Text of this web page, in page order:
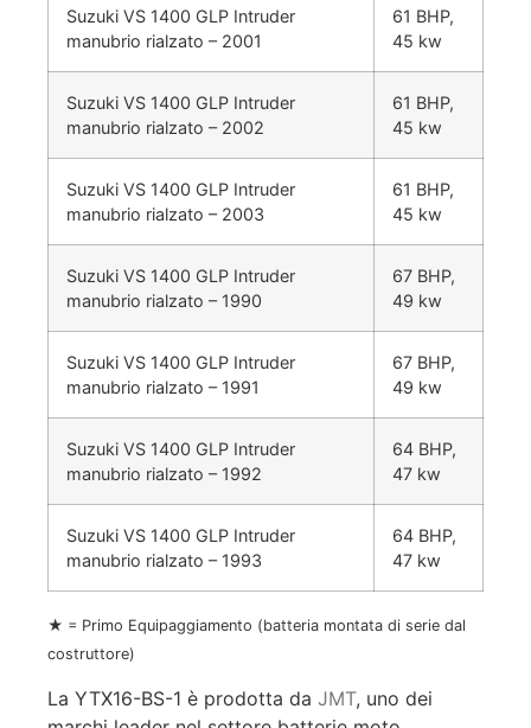
Suzuki VS 1400 GLP Intruder
manubrio rialzato – 2001
61 BHP,
45 kw
Suzuki VS 1400 GLP Intruder
manubrio rialzato – 2002
61 BHP,
45 kw
Suzuki VS 1400 GLP Intruder
manubrio rialzato – 2003
61 BHP,
45 kw
Suzuki VS 1400 GLP Intruder
manubrio rialzato – 1990
67 BHP,
49 kw
Suzuki VS 1400 GLP Intruder
manubrio rialzato – 1991
67 BHP,
49 kw
Suzuki VS 1400 GLP Intruder
manubrio rialzato – 1992
64 BHP,
47 kw
Suzuki VS 1400 GLP Intruder
manubrio rialzato – 1993
64 BHP,
47 kw
★ = Primo Equipaggiamento (batteria montata di serie dal
costruttore)
La YTX16-BS-1 è prodotta da JMT, uno dei